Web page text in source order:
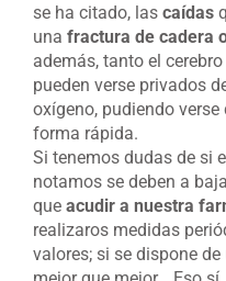
se ha citado, las caídas
una fractura de cadera
además, tanto el
pueden verse privados
oxígeno, pudiendo
forma rápida.
Si tenemos dudas de si
notamos se deben a
que acudir a nuestra
realizaros medidas
valores; si se dispone de